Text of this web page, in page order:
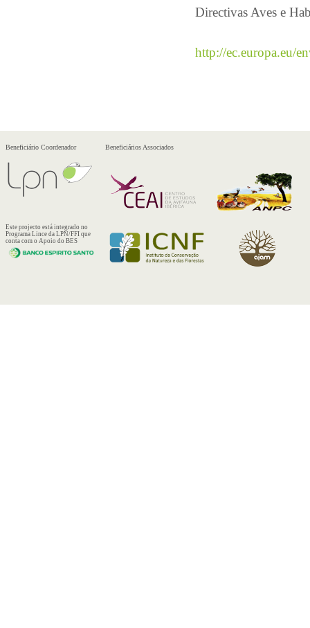
Directivas Aves e
http://ec.europa.eu/
Beneficiário Coordenador Beneficiários Associados
Este projecto está integrado no
Programa Lince da LPN/FFI que
conta com o Apoio do BES